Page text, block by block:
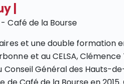
Café de la Bourse
et une double formation
et au CELSA, Clémence
Conseil Général des Hauts-